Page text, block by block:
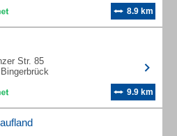
8.9 km
Str. 85
9.9 km